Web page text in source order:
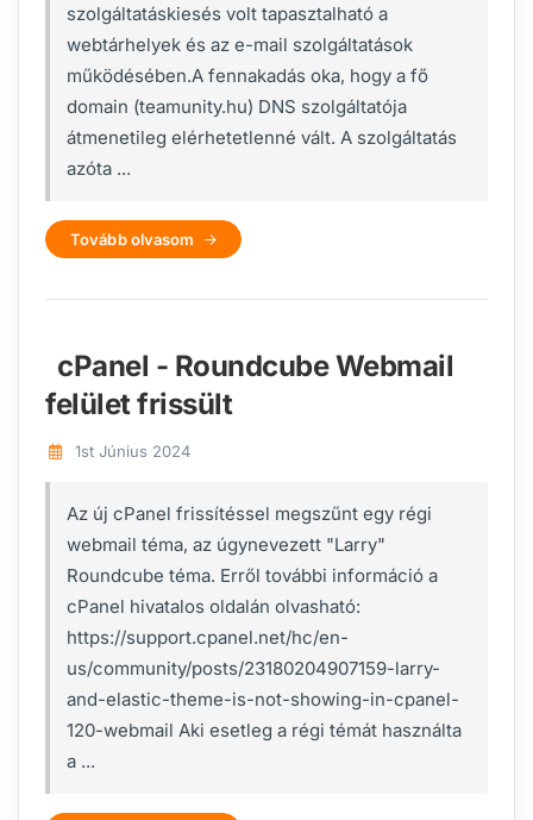
szolgáltatáskiesés volt tapasztalható a
webtárhelyek és az e-mail szolgáltatások
működésében.A fennakadás oka, hogy a fő
domain (teamunity.hu) DNS szolgáltatója
átmenetileg elérhetetlenné vált. A szolgáltatás
azóta ...
Tovább olvasom
cPanel - Roundcube Webmail
felület frissült
1st Június 2024
Az új cPanel frissítéssel megszűnt egy régi
webmail téma, az úgynevezett "Larry"
Roundcube téma. Erről további információ a
cPanel hivatalos oldalán olvasható:
https://support.cpanel.net/hc/en-
us/community/posts/23180204907159-larry-
and-elastic-theme-is-not-showing-in-cpanel-
120-webmail Aki esetleg a régi témát használta
a ...